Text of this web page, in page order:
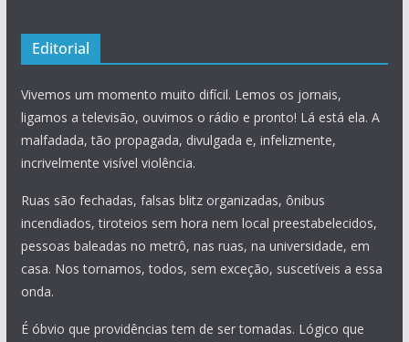
Editorial
Vivemos um momento muito difícil. Lemos os jornais,
ligamos a televisão, ouvimos o rádio e pronto! Lá está ela. A
malfadada, tão propagada, divulgada e, infelizmente,
incrivelmente visível violência.
Ruas são fechadas, falsas blitz organizadas, ônibus
incendiados, tiroteios sem hora nem local preestabelecidos,
pessoas baleadas no metrô, nas ruas, na universidade, em
casa. Nos tornamos, todos, sem exceção, suscetíveis a essa
onda.
É óbvio que providências tem de ser tomadas. Lógico que